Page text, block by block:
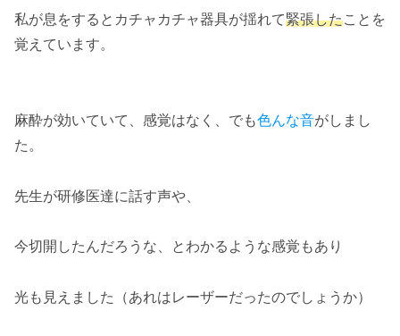
私が息をするとカチャカチャ器具が揺れて緊張したことを
覚えています。
麻酔が効いていて、感覚はなく、でも色んな音がしまし
た。
先生が研修医達に話す声や、
今切開したんだろうな、とわかるような感覚もあり
光も見えました（あれはレーザーだったのでしょうか）